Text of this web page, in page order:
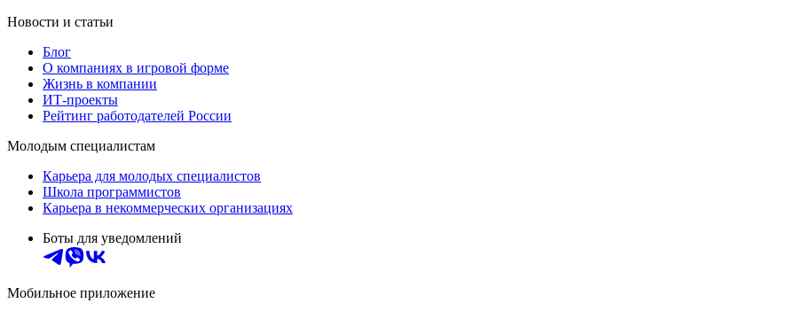
Новости и статьи
Блог
О компаниях в игровой форме
Жизнь в компании
ИТ-проекты
Рейтинг работодателей России
Молодым специалистам
Карьера для молодых специалистов
Школа программистов
Карьера в некоммерческих организациях
Боты для уведомлений
Мобильное приложение